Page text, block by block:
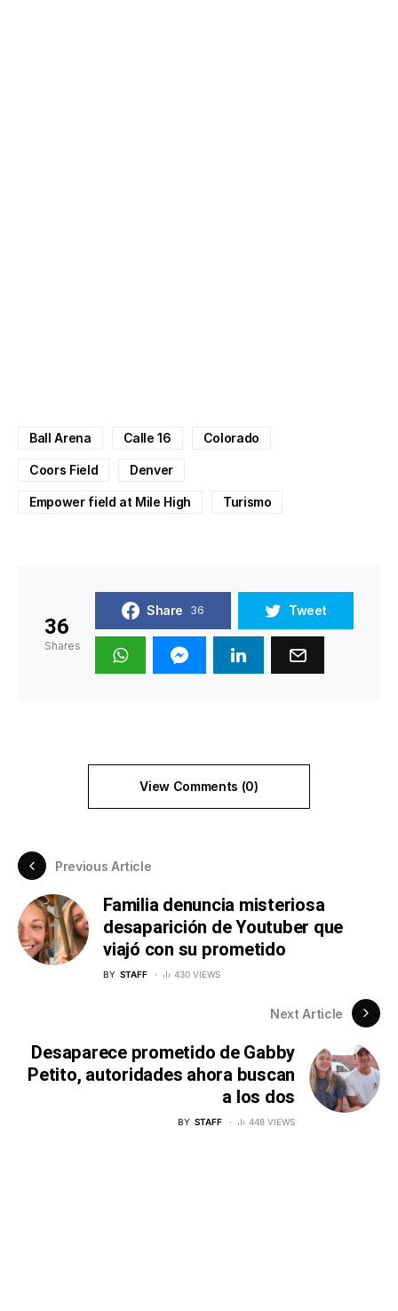
Ball Arena Calle 16 Colorado
Coors Field Denver
Empower field at Mile High Turismo
36
Shares
Share 36 Tweet
View Comments (0)
Previous Article
Familia denuncia misteriosa
desaparición de Youtuber que
viajó con su prometido
BY STAFF 430 VIEWS
Next Article
Desaparece prometido de Gabby
Petito, autoridades ahora buscan
a los dos
BY STAFF 448 VIEWS